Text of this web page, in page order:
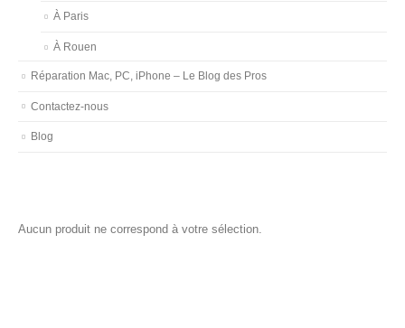
Aucun produit ne correspond à votre sélection.
À Paris
À Rouen
Réparation Mac, PC, iPhone – Le Blog des Pros
Contactez-nous
Blog